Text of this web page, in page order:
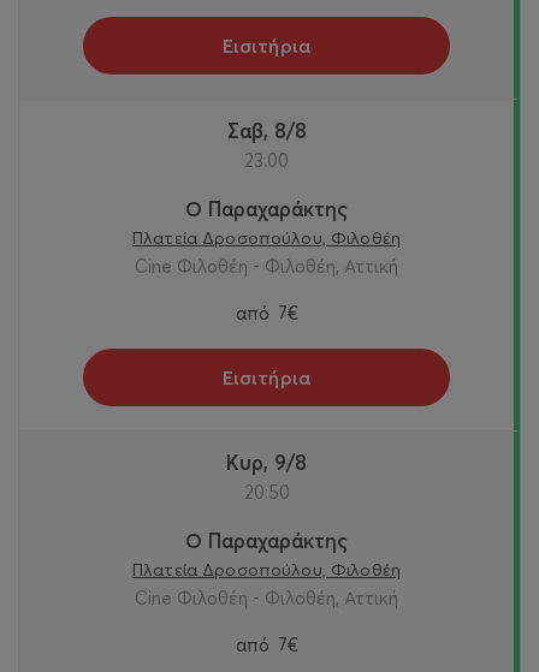
Εισιτήρια
Σαβ, 8/8
23:00
Ο Παραχαράκτης
Πλατεία Δροσοπούλου, Φιλοθέη
Cine Φιλοθέη - Φιλοθέη, Αττική
από 7€
Εισιτήρια
Κυρ, 9/8
20:50
Ο Παραχαράκτης
Πλατεία Δροσοπούλου, Φιλοθέη
Cine Φιλοθέη - Φιλοθέη, Αττική
από 7€